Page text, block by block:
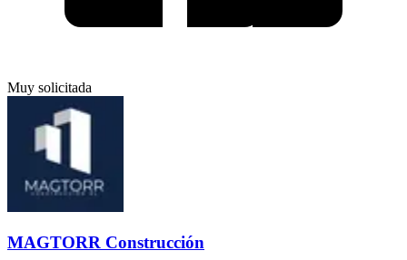
Muy solicitada
MAGTORR Construcción